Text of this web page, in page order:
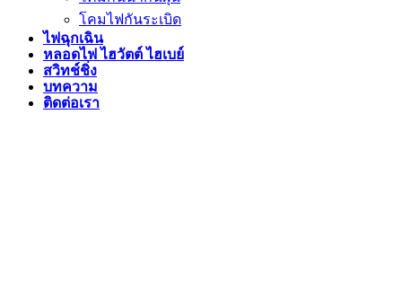
โคมไฟกันระเบิด
ไฟฉุกเฉิน
หลอดไฟ ไฮวัตต์ ไฮเบย์
สวิทช์ชิ่ง
บทความ
ติดต่อเรา